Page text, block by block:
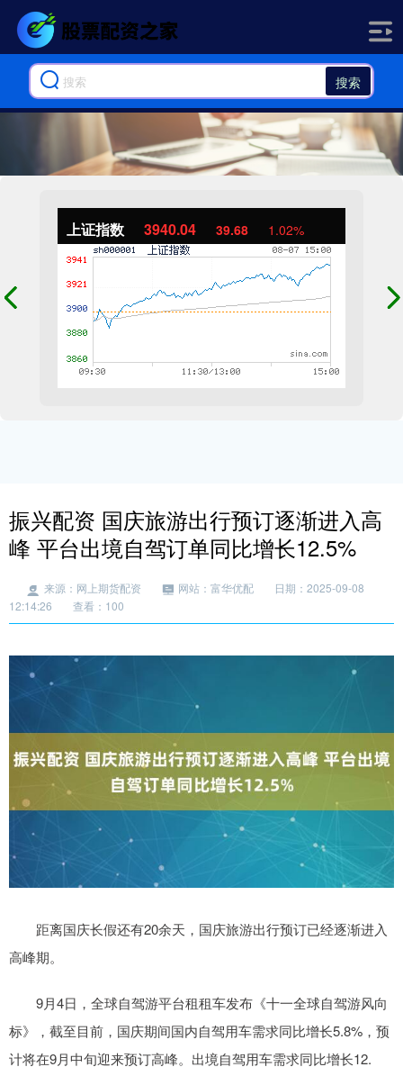
搜索
上证指数 3940.04 39.68 1.02%
振兴配资 国庆旅游出行预订逐渐进入高
峰 平台出境自驾订单同比增长12.5%
来源：网上期货配资 网站：富华优配
日期：2025-09-08
12:14:26
查看：100
距离国庆长假还有20余天，国庆旅游出行预订已经逐渐进入
高峰期。
9月4日，全球自驾游平台租租车发布《十一全球自驾游风向
标》，截至目前，国庆期间国内自驾用车需求同比增长5.8%，预
计将在9月中旬迎来预订高峰。出境自驾用车需求同比增长12.